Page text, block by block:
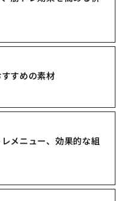
すめの素材
メニュー、効果的な組